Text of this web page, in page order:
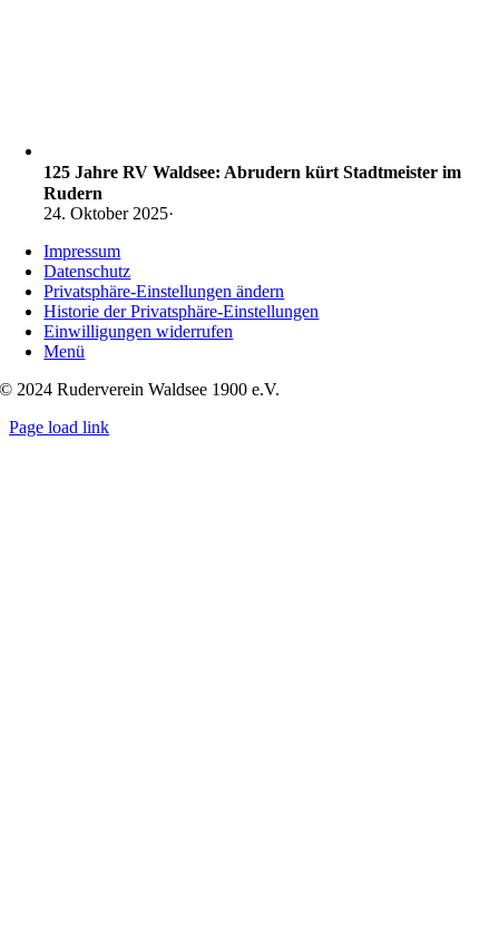
125 Jahre RV Waldsee: Abrudern kürt Stadtmeister im
Rudern
24. Oktober 2025·
Impressum
Datenschutz
Privatsphäre-Einstellungen ändern
Historie der Privatsphäre-Einstellungen
Einwilligungen widerrufen
Menü
© 2024 Ruderverein Waldsee 1900 e.V.
Page load link